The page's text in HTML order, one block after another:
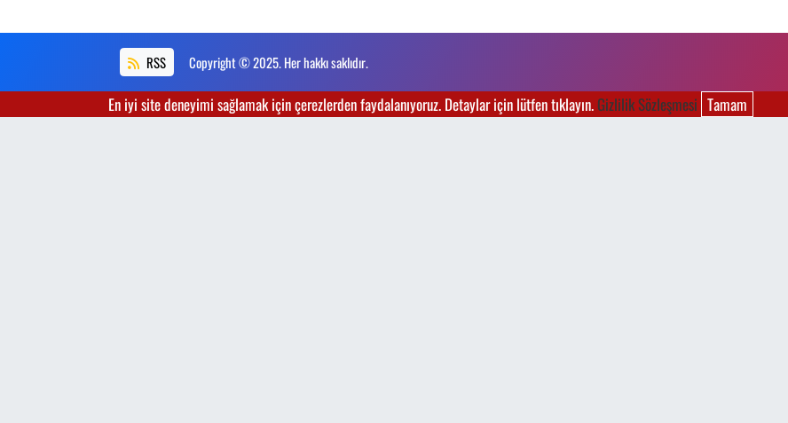
RSS Copyright © 2025. Her hakkı saklıdır.
En iyi site deneyimi sağlamak için çerezlerden faydalanıyoruz. Detaylar için lütfen tıklayın.Gizlilik Sözleşmesi Tamam